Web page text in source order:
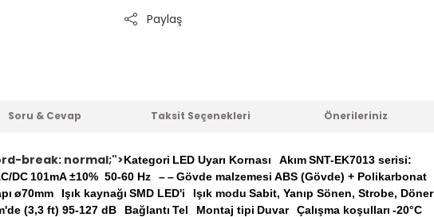
Paylaş
Soru & Cevap Taksit Seçenekleri Önerileriniz
break: normal;">Kategori LED Uyarı Kornası AkımSNT-EK7013 serisi:
DC 101mA ±10% 50-60 Hz ––Gövde malzemesi ABS (Gövde) + Polikarbonat
ø70mm Işık kaynağı SMD LED'i Işık modu Sabit, Yanıp Sönen, Strobe, Döner
(3,3 ft) 95-127 dB
Bağlantı Tel Montaj tipi Duvar Çalışma koşulları -20°C